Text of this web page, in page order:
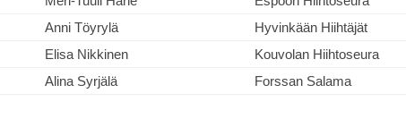
Anni Töyrylä Hyvinkään Hiihtäjät
Elisa Nikkinen Kouvolan Hiihtoseura
Alina Syrjälä Forssan Salama